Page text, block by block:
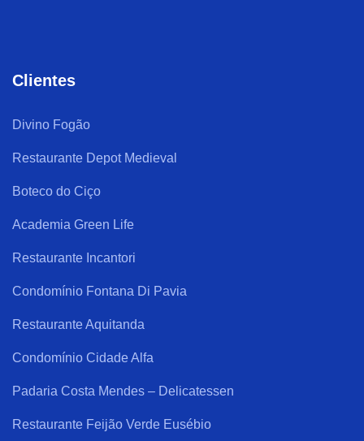
Clientes
Divino Fogão
Restaurante Depot Medieval
Boteco do Ciço
Academia Green Life
Restaurante Incantori
Condomínio Fontana Di Pavia
Restaurante Aquitanda
Condomínio Cidade Alfa
Padaria Costa Mendes – Delicatessen
Restaurante Feijão Verde Eusébio